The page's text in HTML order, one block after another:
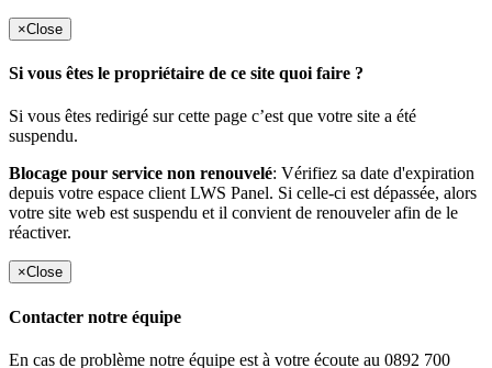
×Close
Si vous êtes le propriétaire de ce site quoi faire ?
Si vous êtes redirigé sur cette page c’est que votre site a été
suspendu.
Blocage pour service non renouvelé: Vérifiez sa date d'expiration
depuis votre espace client LWS Panel. Si celle-ci est dépassée, alors
votre site web est suspendu et il convient de renouveler afin de le
réactiver.
×Close
Contacter notre équipe
En cas de problème notre équipe est à votre écoute au 0892 700